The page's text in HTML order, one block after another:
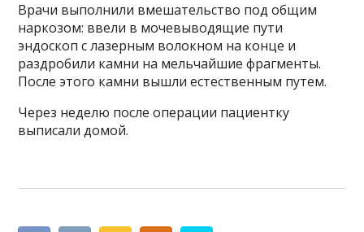
Врачи выполнили вмешательство под общим
наркозом: ввели в мочевыводящие пути
эндоскоп с лазерным волокном на конце и
раздробили камни на мельчайшие фрагменты.
После этого камни вышли естественным путем.
Через неделю после операции пациентку
выписали домой.